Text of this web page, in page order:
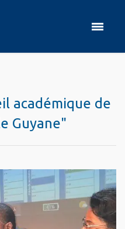
académique de
Guyane"